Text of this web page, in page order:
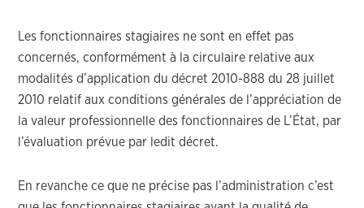
Les fonctionnaires stagiaires ne sont en effet pas
concernés, conformément à la circulaire relative aux
modalités d’application du décret 2010-888 du 28 juillet
2010 relatif aux conditions générales de l’appréciation de
la valeur professionnelle des fonctionnaires de L’État, par
l’évaluation prévue par ledit décret.
En revanche ce que ne précise pas l’administration c’est